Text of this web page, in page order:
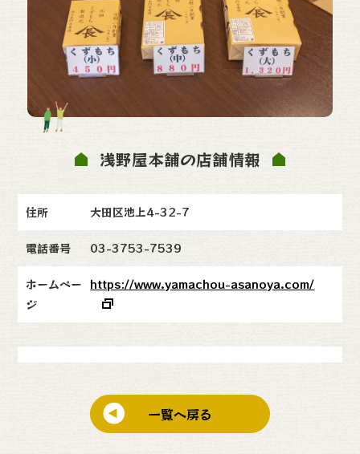
浅野屋本舗の店舗情報
住所 大田区池上4-32-7
電話番号 03-3753-7539
ホームペー
ジ
https://www.yamachou-asanoya.com/
一覧へ戻る